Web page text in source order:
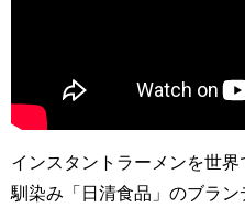
インスタントラーメンを世
馴染み「日清食品」のブラン